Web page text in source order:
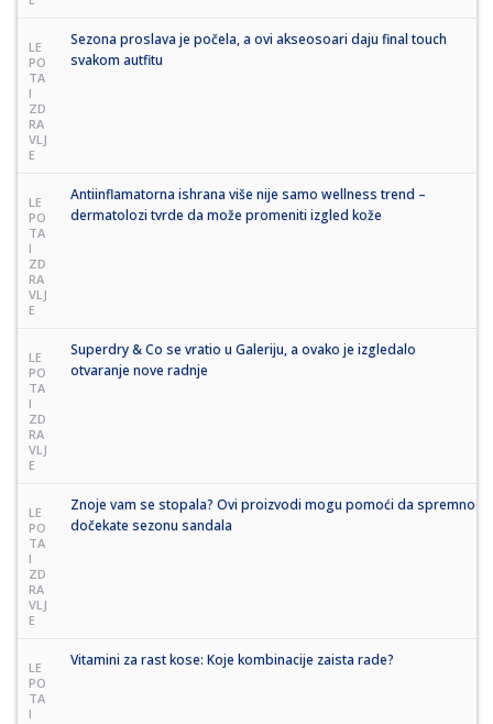
LE
PO
TA
I
ZD
RA
VLJ
E
Sezona proslava je počela, a ovi akseosoari daju final touch
svakom autfitu
LE
PO
TA
I
ZD
RA
VLJ
E
Antiinflamatorna ishrana više nije samo wellness trend –
dermatolozi tvrde da može promeniti izgled kože
LE
PO
TA
I
ZD
RA
VLJ
E
Superdry & Co se vratio u Galeriju, a ovako je izgledalo
otvaranje nove radnje
LE
PO
TA
I
ZD
RA
VLJ
E
Znoje vam se stopala? Ovi proizvodi mogu pomoći da spremno
dočekate sezonu sandala
LE
PO
TA
I
Vitamini za rast kose: Koje kombinacije zaista rade?